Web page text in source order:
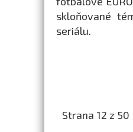
skloňované
seriálu.
Strana 12 z 50